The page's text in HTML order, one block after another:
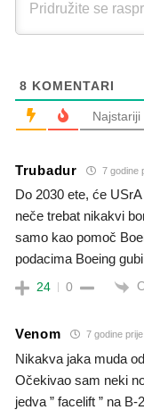
8 KOMENTARI
Najstariji
Trubadur 7 godine
Do 2030 ete, će
neče trebat nikakvi
samo kao pomoč
podacima Boeing
24 0
Venom 7 godine prije
Nikakva jaka muda
Očekivao sam neki
jedva ” facelift ” na B-